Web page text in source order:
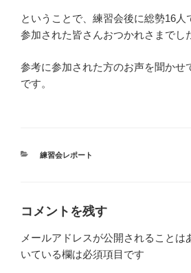
ということで、練習会後に総勢16人
参加された皆さんおつかれさまでし
参考に参加された方のお声を聞かせ
です。
カ
練習会レポート
コメントを残す
メールアドレスが公開されることは
いている欄は必須項目です